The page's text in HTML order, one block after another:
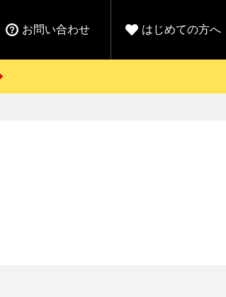
お問い合わせ はじめての方へ